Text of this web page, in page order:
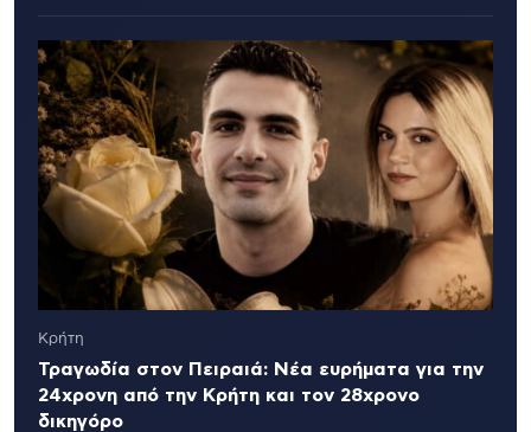
Κρήτη
Τραγωδία στον Πειραιά: Νέα ευρήματα για την
24χρονη από την Κρήτη και τον 28χρονο
δικηγόρο